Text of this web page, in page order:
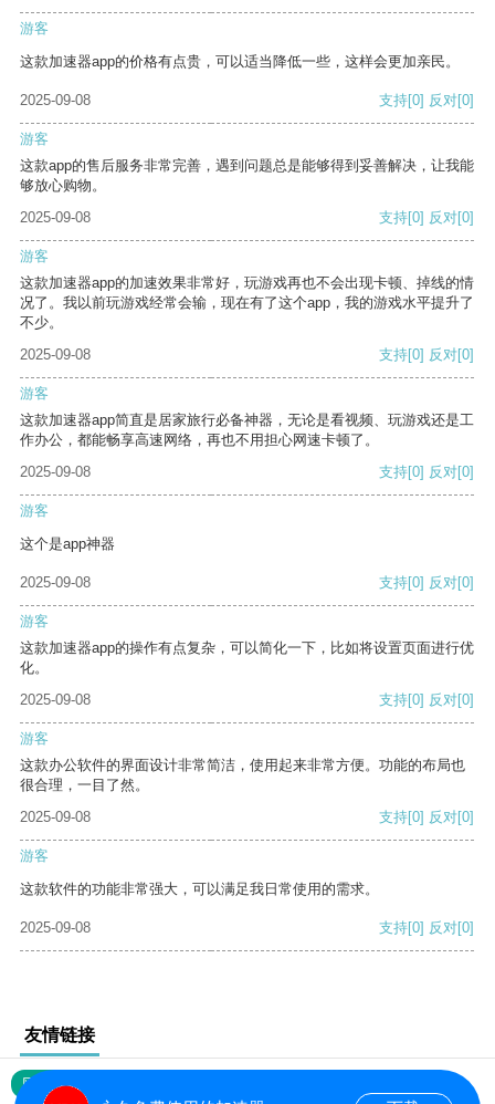
游客
这款加速器app的价格有点贵，可以适当降低一些，这样会更加亲民。
2025-09-08 支持[0] 反对[0]
游客
这款app的售后服务非常完善，遇到问题总是能够得到妥善解决，让我能
够放心购物。
2025-09-08
支持[0] 反对[0]
游客
这款加速器app的加速效果非常好，玩游戏再也不会出现卡顿、掉线的情
况了。我以前玩游戏经常会输，现在有了这个app，我的游戏水平提升了
不少。
2025-09-08
支持[0] 反对[0]
游客
这款加速器app简直是居家旅行必备神器，无论是看视频、玩游戏还是工
作办公，都能畅享高速网络，再也不用担心网速卡顿了。
2025-09-08
支持[0] 反对[0]
游客
这个是app神器
2025-09-08 支持[0] 反对[0]
游客
这款加速器app的操作有点复杂，可以简化一下，比如将设置页面进行优
化。
2025-09-08
支持[0] 反对[0]
游客
这款办公软件的界面设计非常简洁，使用起来非常方便。功能的布局也
很合理，一目了然。
2025-09-08
支持[0] 反对[0]
游客
这款软件的功能非常强大，可以满足我日常使用的需求。
2025-09-08 支持[0] 反对[0]
友情链接
网站地图